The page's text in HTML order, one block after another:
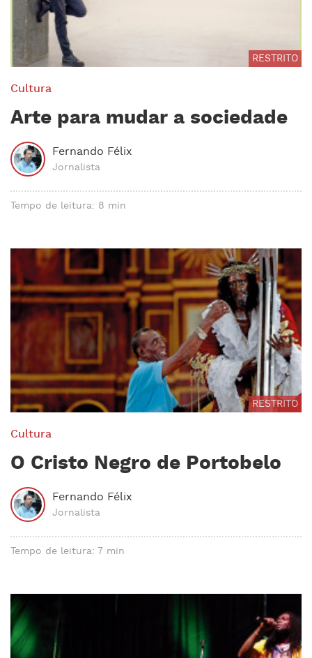
RESTRITO
Cultura
Arte para mudar a sociedade
Fernando Félix
Jornalista
Tempo de leitura: 8 min
RESTRITO
Cultura
O Cristo Negro de Portobelo
Fernando Félix
Jornalista
Tempo de leitura: 7 min